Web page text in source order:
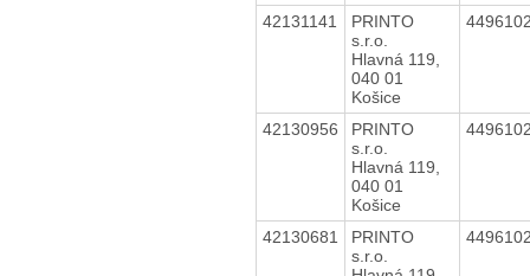
42131141
PRINTO
s.r.o.
Hlavná 119,
040 01
Košice
42130956
PRINTO
s.r.o.
Hlavná 119,
040 01
Košice
42130681
PRINTO
s.r.o.